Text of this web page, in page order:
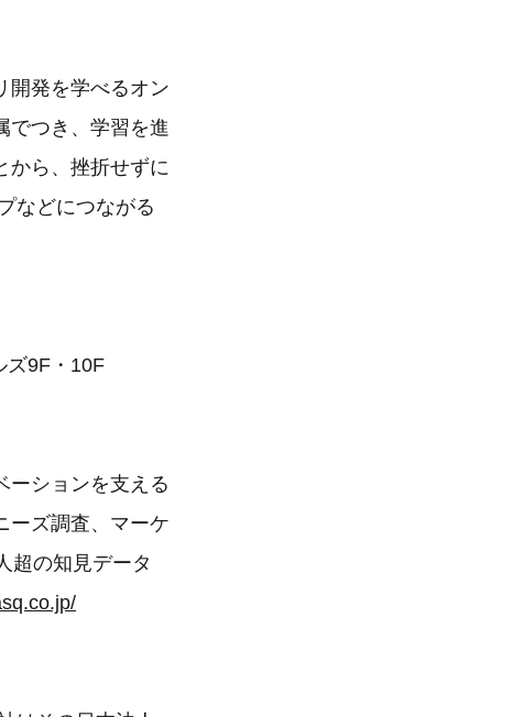
開発を学べるオン
でつき、学習を進
から、挫折せずに
などにつながる
ズ9F・10F
ーションを支える
ーズ調査、マーケ
超の知見データ